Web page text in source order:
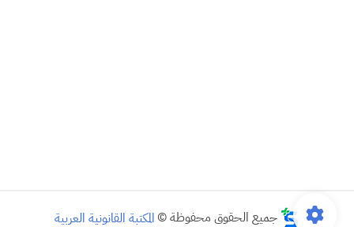
جميع الحقوق محفوظة © المكتبة القانونية العربية